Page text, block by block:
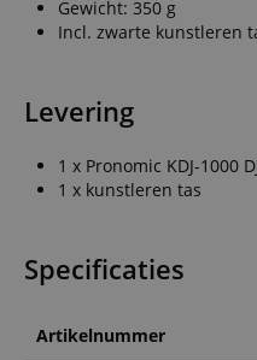
Gewicht: 350 g
Incl. zwarte kunstleren
Levering
1 x Pronomic KDJ-1000
1 x kunstleren tas
Specificaties
Artikelnummer